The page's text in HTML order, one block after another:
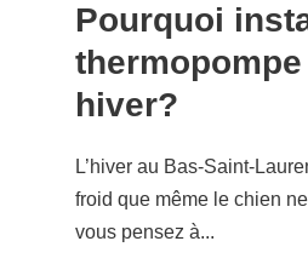
Pourquoi
hiver?
L’hiver au Bas-Saint-
froid que même le chien
vous pensez à...